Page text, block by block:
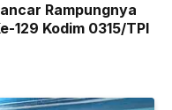
Rampungnya
129 Kodim 0315/TPI